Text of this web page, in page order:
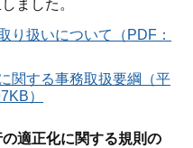
ました。
り扱いについて（PDF：
関する事務取扱要綱（平
）
適正化に関する規則の